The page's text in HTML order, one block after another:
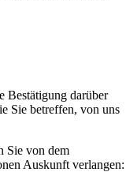
Bestätigung darüber
Sie betreffen, von uns
Sie von dem
Auskunft verlangen: